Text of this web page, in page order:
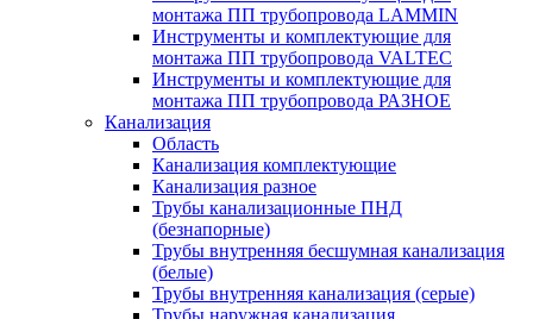
монтажа ПП трубопровода LAMMIN
Инструменты и комплектующие для
монтажа ПП трубопровода VALTEC
Инструменты и комплектующие для
монтажа ПП трубопровода РАЗНОЕ
Канализация
Область
Канализация комплектующие
Канализация разное
Трубы канализационные ПНД
(безнапорные)
Трубы внутренняя бесшумная канализация
(белые)
Трубы внутренняя канализация (серые)
Трубы наружная канализация